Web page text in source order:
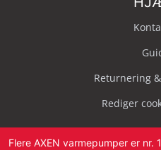
Returnering
Rediger
Flere AXEN varmepumper er nr.